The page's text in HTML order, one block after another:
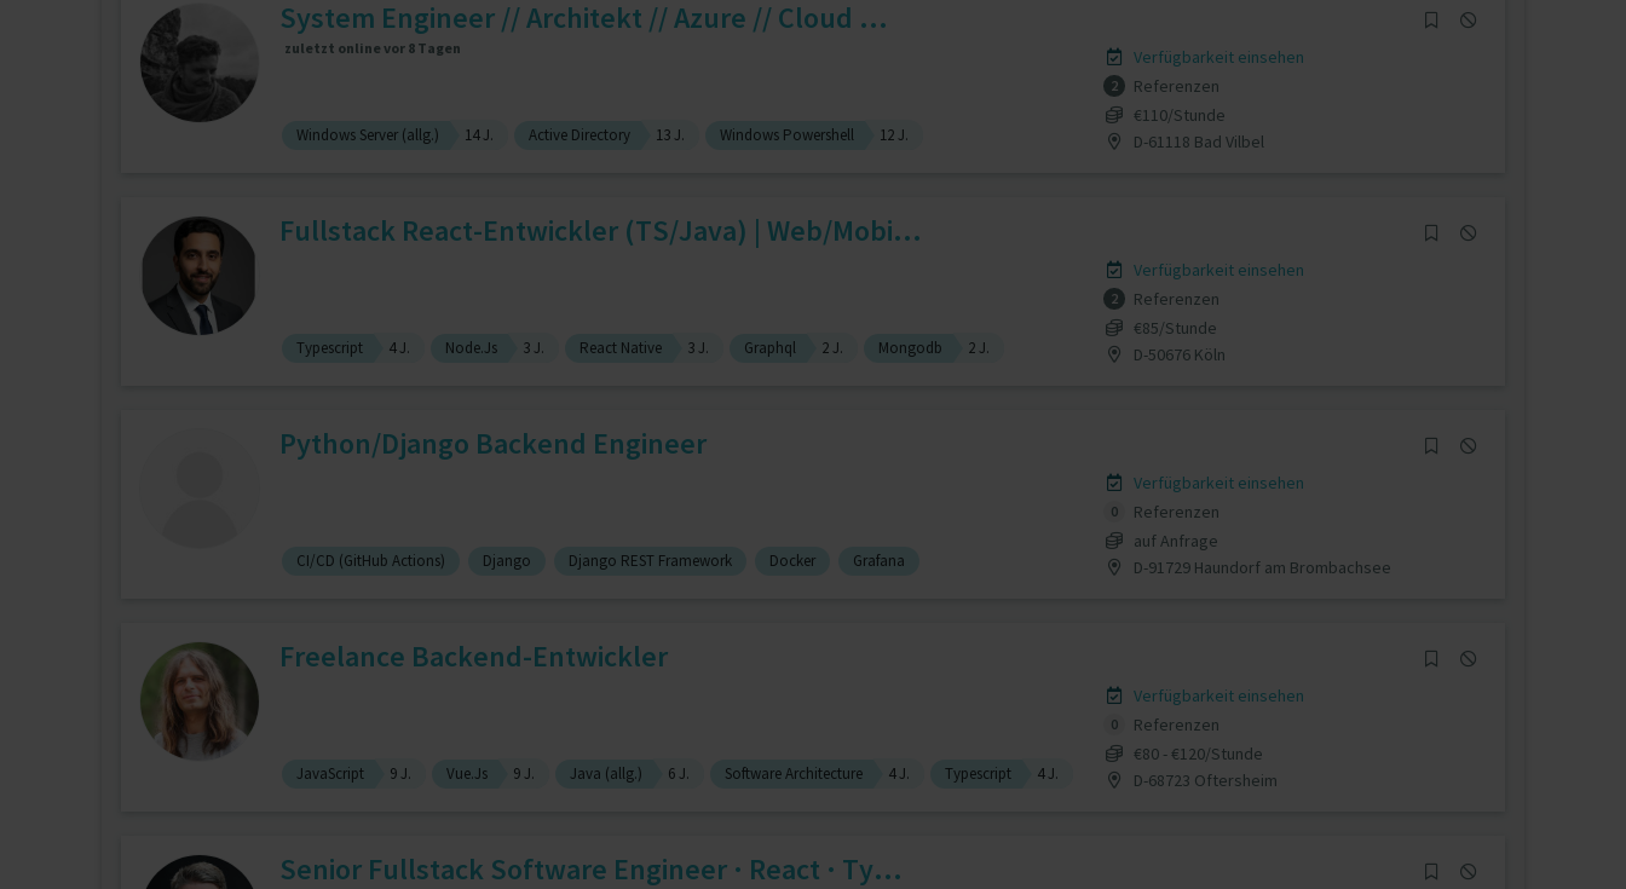
System Engineer // Architekt // Azure // Cloud ...
zuletzt online vor 8 Tagen
Windows Server (allg.) 14 J. Active Directory 13 J. Windows Powershell 12 J.
Verfügbarkeit einsehen
2
Referenzen
€110/Stunde
D-61118 Bad Vilbel
Fullstack React-Entwickler (TS/Java) | Web/Mobi...
Typescript 4 J. Node.Js 3 J. React Native 3 J. Graphql 2 J. Mongodb 2 J.
Verfügbarkeit einsehen
2
Referenzen
€85/Stunde
D-50676 Köln
Python/Django Backend Engineer
CI/CD (GitHub Actions) Django Django REST Framework Docker Grafana
Verfügbarkeit einsehen
0
Referenzen
auf Anfrage
D-91729 Haundorf am Brombachsee
Freelance Backend-Entwickler
JavaScript 9 J. Vue.Js 9 J. Java (allg.) 6 J. Software Architecture 4 J. Typescript 4 J.
Verfügbarkeit einsehen
0
Referenzen
€80 - €120/Stunde
D-68723 Oftersheim
Senior Fullstack Software Engineer · React · Ty...